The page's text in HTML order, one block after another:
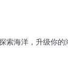
索海洋，升级你